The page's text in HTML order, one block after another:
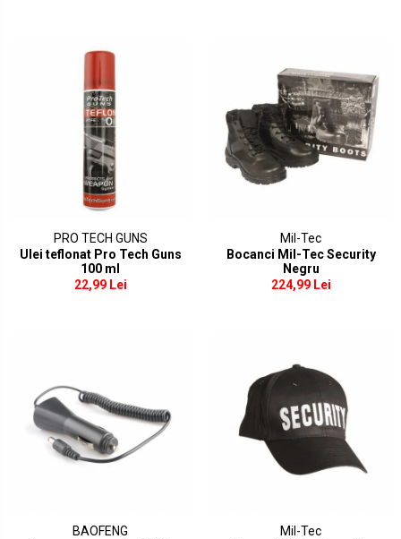
PRO TECH GUNS
Ulei teflonat Pro Tech Guns
100 ml
22,99 Lei
Mil-Tec
Bocanci Mil-Tec Security
Negru
224,99 Lei
BAOFENG
Mil-Tec